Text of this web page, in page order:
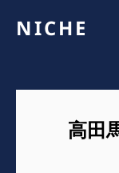
NICHE
高田